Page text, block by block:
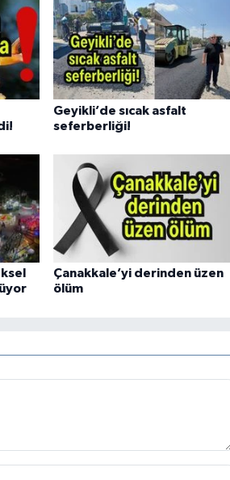
Geyikli’de sıcak asfalt
seferberliği!
Çanakkale’yi derinden üzen
ölüm